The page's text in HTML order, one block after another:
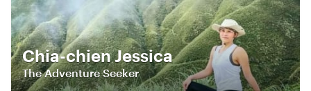
Chia-chien Jessica
The Adventure Seeker